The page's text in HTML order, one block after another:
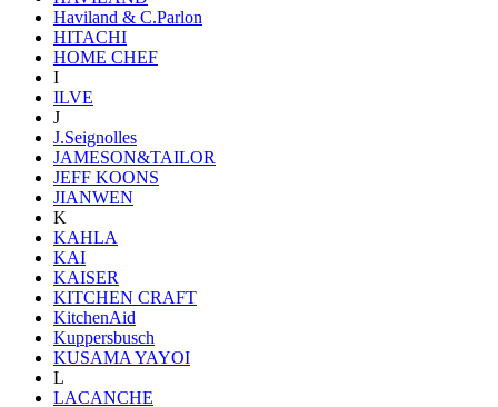
Haviland & C.Parlon
HITACHI
HOME CHEF
I
ILVE
J
J.Seignolles
JAMESON&TAILOR
JEFF KOONS
JIANWEN
K
KAHLA
KAI
KAISER
KITCHEN CRAFT
KitchenAid
Kuppersbusch
KUSAMA YAYOI
L
LACANCHE